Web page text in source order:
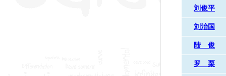
刘俊平
刘治国
陆 俊
罗 栗